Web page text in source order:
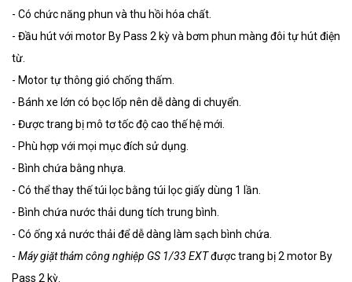
- Có chức năng phun và thu hồi hóa chất.
- Đầu hút với motor By Pass 2 kỳ và bơm phun màng đôi tự hút điện
từ.
- Motor tự thông gió chống thấm.
- Bánh xe lớn có bọc lốp nên dễ dàng di chuyển.
- Được trang bị mô tơ tốc độ cao thế hệ mới.
- Phù hợp với mọi mục đích sử dụng.
- Bình chứa bằng nhựa.
- Có thể thay thế túi lọc bằng túi lọc giấy dùng 1 lần.
- Bình chứa nước thải dung tích trung bình.
- Có ống xả nước thải để dễ dàng làm sạch bình chứa.
- Máy giặt thảm công nghiệp GS 1/33 EXTđược trang bị 2 motor By
Pass 2 kỳ.